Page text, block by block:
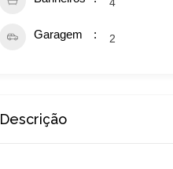
Garagem 2
Descrição